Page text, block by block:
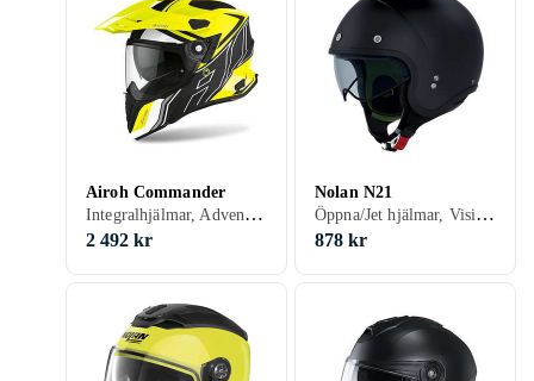
Airoh Commander
Integralhjälmar, Adventure hjälmar, Crosshjälmar, Visir, Svart, Vit, Silver, Grå, Brun, Blå, Röd, Gul, Orange, Guld, Grön, Beige
2 492 kr
Nolan N21
Öppna/Jet hjälmar, Visir, Svart, Vit, Silver, Grå, Turkos, Brun, Blå, Röd, Gul, Orange, Guld, Grön, Beige, Rosa, Lila, Khaki
878 kr